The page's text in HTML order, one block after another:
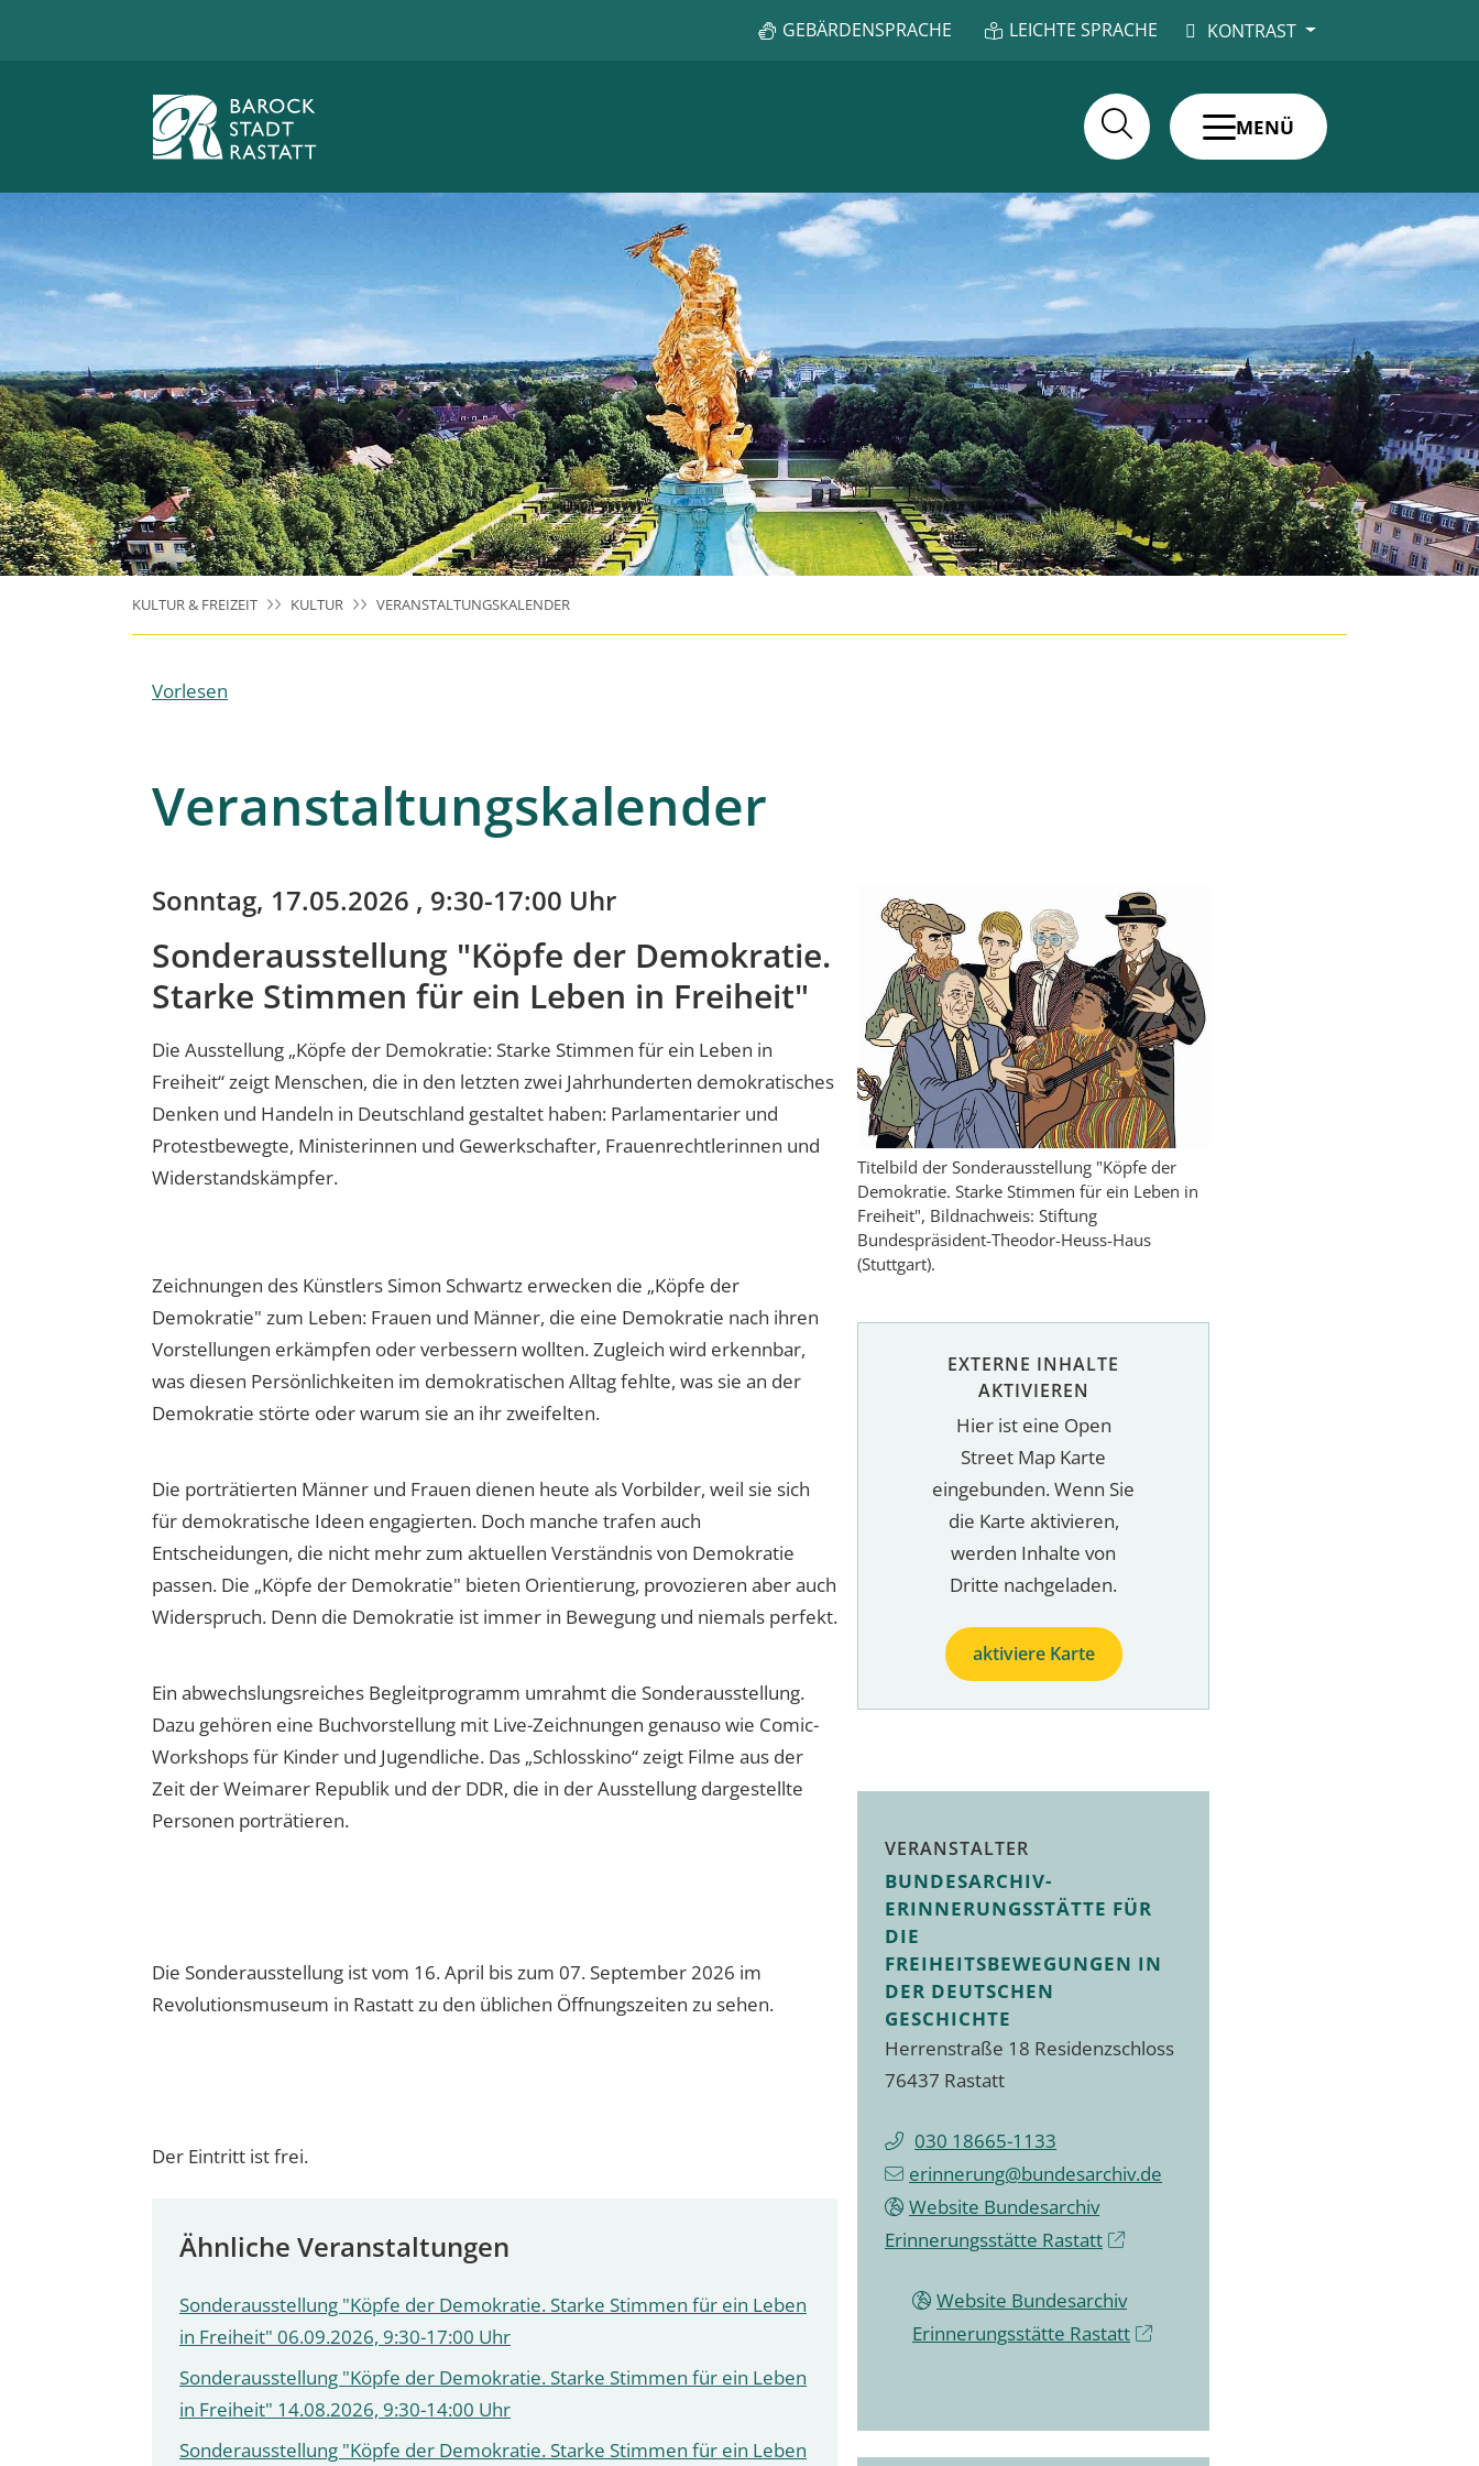
GEBÄRDENSPRACHE LEICHTE SPRACHE KONTRAST
MENÜ
KULTUR & FREIZEIT KULTUR VERANSTALTUNGSKALENDER
Vorlesen
Veranstaltungskalender
Sonntag, 17.05.2026 , 9:30-17:00 Uhr
Sonderausstellung "Köpfe der Demokratie.
Starke Stimmen für ein Leben in Freiheit"
Die Ausstellung „Köpfe der Demokratie: Starke Stimmen für ein Leben in
Freiheit“ zeigt Menschen, die in den letzten zwei Jahrhunderten demokratisches
Denken und Handeln in Deutschland gestaltet haben: Parlamentarier und
Protestbewegte, Ministerinnen und Gewerkschafter, Frauenrechtlerinnen und
Widerstandskämpfer.
Zeichnungen des Künstlers Simon Schwartz erwecken die „Köpfe der
Demokratie" zum Leben: Frauen und Männer, die eine Demokratie nach ihren
Vorstellungen erkämpfen oder verbessern wollten. Zugleich wird erkennbar,
was diesen Persönlichkeiten im demokratischen Alltag fehlte, was sie an der
Demokratie störte oder warum sie an ihr zweifelten.
Die porträtierten Männer und Frauen dienen heute als Vorbilder, weil sie sich
für demokratische Ideen engagierten. Doch manche trafen auch
Entscheidungen, die nicht mehr zum aktuellen Verständnis von Demokratie
passen. Die „Köpfe der Demokratie" bieten Orientierung, provozieren aber auch
Widerspruch. Denn die Demokratie ist immer in Bewegung und niemals perfekt.
Ein abwechslungsreiches Begleitprogramm umrahmt die Sonderausstellung.
Dazu gehören eine Buchvorstellung mit Live-Zeichnungen genauso wie Comic-
Workshops für Kinder und Jugendliche. Das „Schlosskino“ zeigt Filme aus der
Zeit der Weimarer Republik und der DDR, die in der Ausstellung dargestellte
Personen porträtieren.
Die Sonderausstellung ist vom 16. April bis zum 07. September 2026 im
Revolutionsmuseum in Rastatt zu den üblichen Öffnungszeiten zu sehen.
Der Eintritt ist frei.
Ähnliche Veranstaltungen
Sonderausstellung "Köpfe der Demokratie. Starke Stimmen für ein Leben
in Freiheit" 06.09.2026, 9:30-17:00 Uhr
Sonderausstellung "Köpfe der Demokratie. Starke Stimmen für ein Leben
in Freiheit" 14.08.2026, 9:30-14:00 Uhr
Sonderausstellung "Köpfe der Demokratie. Starke Stimmen für ein Leben
Titelbild der Sonderausstellung "Köpfe der
Demokratie. Starke Stimmen für ein Leben in
Freiheit", Bildnachweis: Stiftung
Bundespräsident-Theodor-Heuss-Haus
(Stuttgart).
EXTERNE INHALTE
AKTIVIEREN
Hier ist eine Open
Street Map Karte
eingebunden. Wenn Sie
die Karte aktivieren,
werden Inhalte von
Dritte nachgeladen.
aktiviere Karte
VERANSTALTER
BUNDESARCHIV-
ERINNERUNGSSTÄTTE FÜR
DIE
FREIHEITSBEWEGUNGEN IN
DER DEUTSCHEN
GESCHICHTE
Herrenstraße 18 Residenzschloss
76437 Rastatt
030 18665-1133
erinnerung@bundesarchiv.de
Website Bundesarchiv
Erinnerungsstätte Rastatt
Website Bundesarchiv
Erinnerungsstätte Rastatt